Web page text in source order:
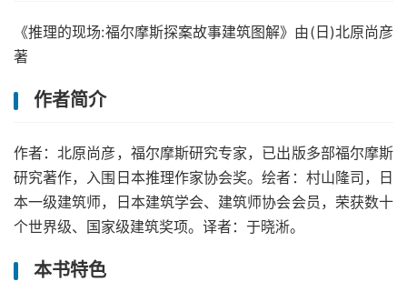
《推理的现场:福尔摩斯探案故事建筑图解》由(日)北原尚彦
著
作者简介
作者：北原尚彦，福尔摩斯研究专家，已出版多部福尔摩斯
研究著作，入围日本推理作家协会奖。绘者：村山隆司，日
本一级建筑师，日本建筑学会、建筑师协会会员，荣获数十
个世界级、国家级建筑奖项。译者：于晓淅。
本书特色